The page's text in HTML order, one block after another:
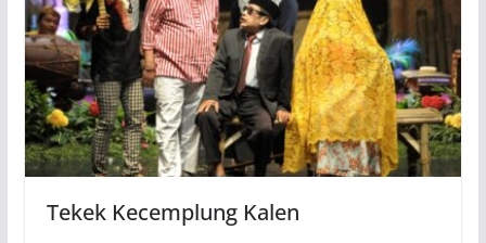
Tekek Kecemplung Kalen